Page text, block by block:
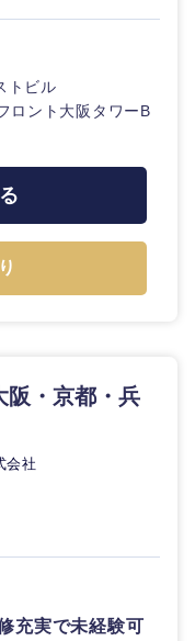
トビル
ロント大阪タワーB
阪・京都・兵
会社
充実で未経験可